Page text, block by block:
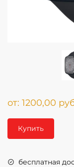
от: 1200,00
Купить
бесплатная